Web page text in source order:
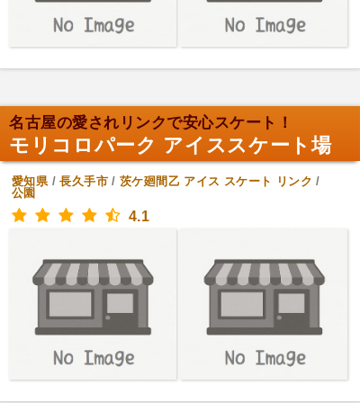
名古屋の愛されリンクで安心スケート！
モリコロパーク アイススケート場
愛知県/長久手市/茨ケ廻間乙 アイス スケート リンク /
公園
4.1